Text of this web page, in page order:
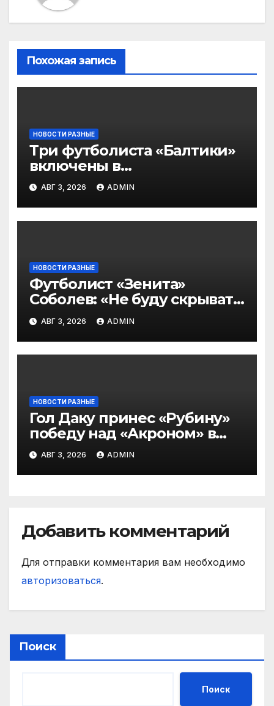
Похожая запись
НОВОСТИ РАЗНЫЕ
Три футболиста «Балтики»
включены в
символическую сборную
2‑го тура РПЛ по версии
подписчиков МАТЧ
ПРЕМЬЕР
АВГ 3, 2026 ADMIN
НОВОСТИ РАЗНЫЕ
Футболист «Зенита»
Соболев: «Не буду скрывать
— в Оренбурге всегда
тяжело играть»
АВГ 3, 2026 ADMIN
НОВОСТИ РАЗНЫЕ
Гол Даку принес «Рубину»
победу над «Акроном» в
матче РПЛ
АВГ 3, 2026 ADMIN
Добавить комментарий
Для отправки комментария вам необходимо
авторизоваться.
Поиск
Поиск